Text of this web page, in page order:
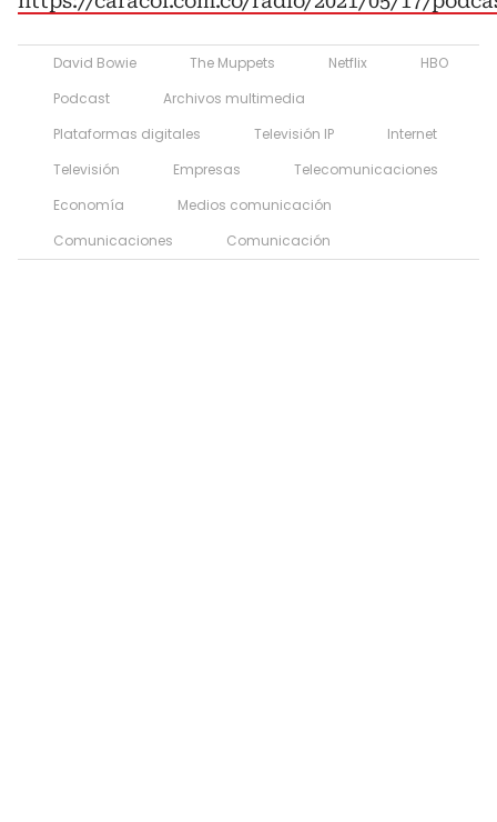
David Bowie The Muppets Netflix
HBO
Podcast
Archivos multimedia
Plataformas digitales
Televisión IP
Internet
Televisión
Empresas
Telecomunicaciones
Economía
Medios comunicación
Comunicaciones
Comunicación